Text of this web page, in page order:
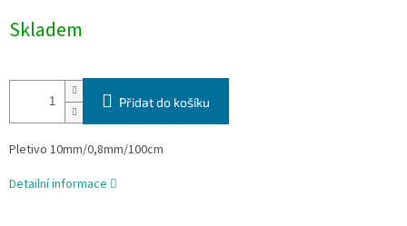
cena:
Skladem
Přidat do košíku
Pletivo 10mm/0,8mm/100cm
Detailní informace